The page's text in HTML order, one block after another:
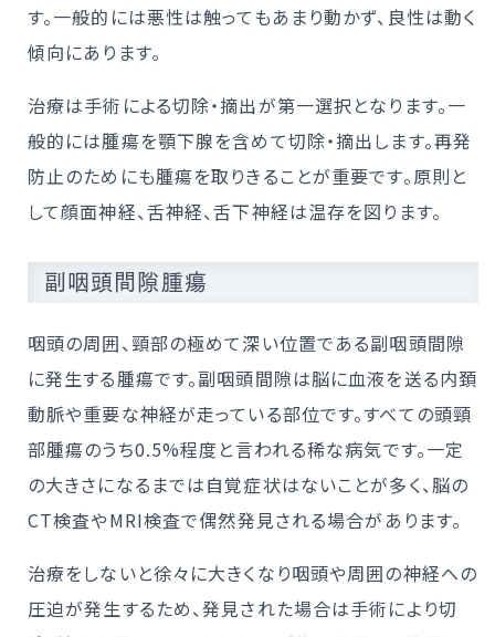
す。一般的には悪性は触ってもあまり動かず、良性は動く
傾向にあります。
治療は手術による切除・摘出が第一選択となります。一
般的には腫瘍を顎下腺を含めて切除・摘出します。再発
防止のためにも腫瘍を取りきることが重要です。原則と
して顔面神経、舌神経、舌下神経は温存を図ります。
副咽頭間隙腫瘍
咽頭の周囲、頸部の極めて深い位置である副咽頭間隙
に発生する腫瘍です。副咽頭間隙は脳に血液を送る内頚
動脈や重要な神経が走っている部位です。すべての頭頸
部腫瘍のうち0.5%程度と言われる稀な病気です。一定
の大きさになるまでは自覚症状はないことが多く、脳の
CT検査やMRI検査で偶然発見される場合があります。
治療をしないと徐々に大きくなり咽頭や周囲の神経への
圧迫が発生するため、発見された場合は手術により切